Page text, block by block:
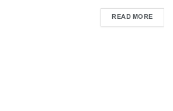
READ MORE